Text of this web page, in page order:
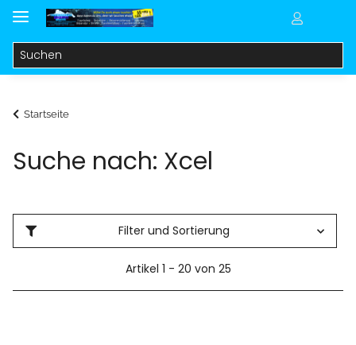
Startseite
Suche nach: Xcel
Filter und Sortierung
Artikel 1 - 20 von 25